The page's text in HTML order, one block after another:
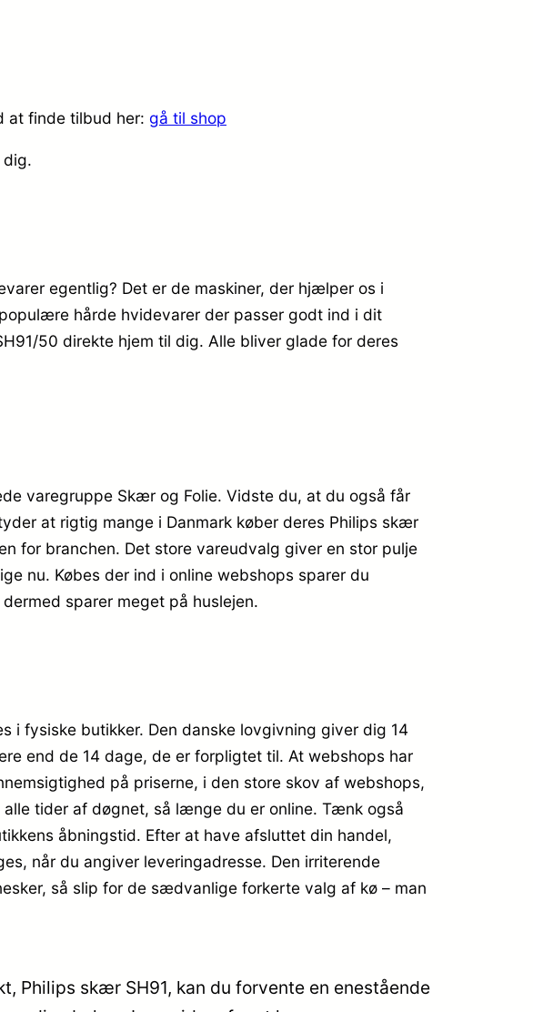
at finde tilbud her: gå til shop
dig.
egentlig? Det er de maskiner, der hjælper os i
hårde hvidevarer der passer godt ind i dit
50 direkte hjem til dig. Alle bliver glade for deres
varegruppe Skær og Folie. Vidste du, at du også får
at rigtig mange i Danmark køber deres Philips skær
for branchen. Det store vareudvalg giver en stor pulje
nu. Købes der ind i online webshops sparer du
sparer meget på huslejen.
i fysiske butikker. Den danske lovgivning giver dig 14
end de 14 dage, de er forpligtet til. At webshops har
på priserne, i den store skov af webshops,
tider af døgnet, så længe du er online. Tænk også
åbningstid. Efter at have afsluttet din handel,
når du angiver leveringadresse. Den irriterende
så slip for de sædvanlige forkerte valg af kø – man
Philips skær SH91, kan du forvente en enestående